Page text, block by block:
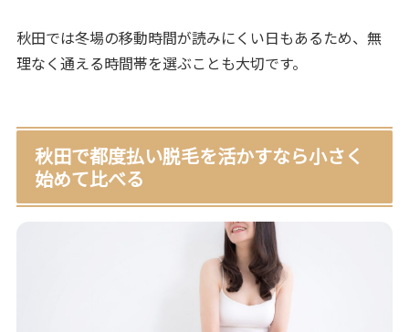
秋田では冬場の移動時間が読みにくい日もあるため、無
理なく通える時間帯を選ぶことも大切です。
秋田で都度払い脱毛を活かすなら小さく
始めて比べる